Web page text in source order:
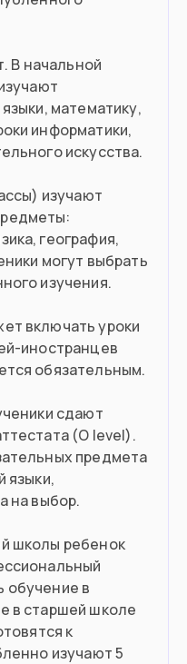
В начальной
математику,
информатики,
искусства.
изучают
география,
могут выбрать
изучения.
включать уроки
иностранцев
обязательным.
сдают
(O level).
предмета
языки,
на выбор.
школы ребенок
обучение в
в старшей школе
к
изучают 5